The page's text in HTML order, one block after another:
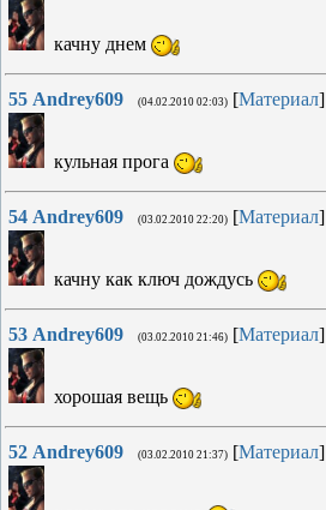
качну днем
55 Andrey609 (04.02.2010 02:03) [Материал]
кульная прога
54 Andrey609 (03.02.2010 22:20) [Материал]
качну как ключ дождусь
53 Andrey609 (03.02.2010 21:46) [Материал]
хорошая вещь
52 Andrey609 (03.02.2010 21:37) [Материал]